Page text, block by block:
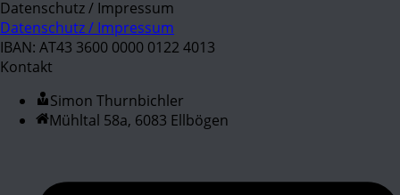
Datenschutz / Impressum
Datenschutz / Impressum
IBAN: AT43 3600 0000 0122 4013
Kontakt
Simon Thurnbichler
Mühltal 58a, 6083 Ellbögen